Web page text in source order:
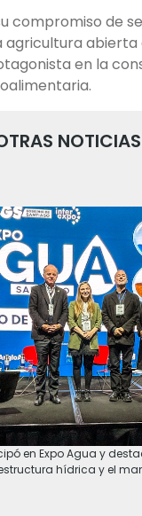
compromiso de
agricultura abierta
en la
NOTICIAS
en Expo Agua y
hídrica y el